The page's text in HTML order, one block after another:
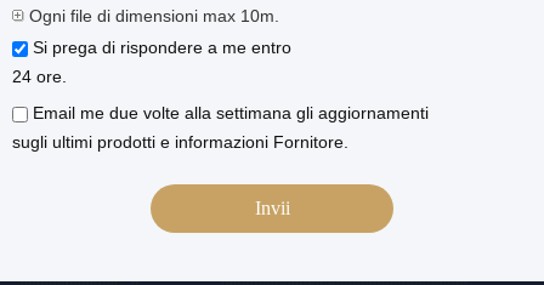
Ogni file di dimensioni max 10m.
Si prega di rispondere a me entro
24 ore.
Email me due volte alla settimana gli aggiornamenti
sugli ultimi prodotti e informazioni Fornitore.